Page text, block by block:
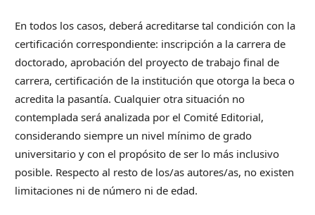
En todos los casos, deberá acreditarse tal condición con la
certificación correspondiente: inscripción a la carrera de
doctorado, aprobación del proyecto de trabajo final de
carrera, certificación de la institución que otorga la beca o
acredita la pasantía. Cualquier otra situación no
contemplada será analizada por el Comité Editorial,
considerando siempre un nivel mínimo de grado
universitario y con el propósito de ser lo más inclusivo
posible. Respecto al resto de los/as autores/as, no existen
limitaciones ni de número ni de edad.